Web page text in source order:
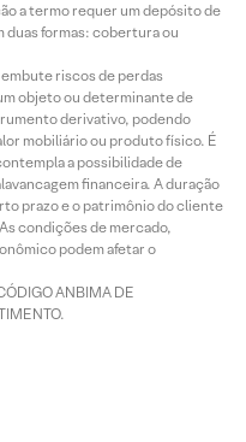
a termo requer um depósito de
duas formas: cobertura ou
riscos de perdas
objeto ou determinante de
derivativo, podendo
mobiliário ou produto físico. É
a possibilidade de
financeira. A duração
prazo e o patrimônio do cliente
condições de mercado,
podem afetar o
ANBIMA DE